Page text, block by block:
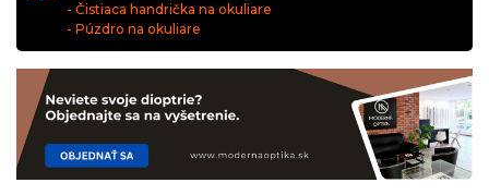
- Čistiaca handrička na okuliare
- Púzdro na okuliare